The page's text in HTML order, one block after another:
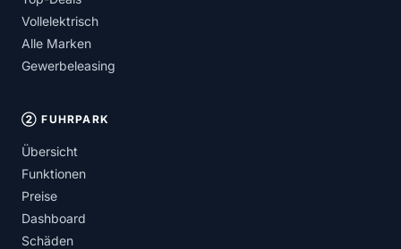
Vollelektrisch
Alle Marken
Gewerbeleasing
② FUHRPARK
Übersicht
Funktionen
Preise
Dashboard
Schäden